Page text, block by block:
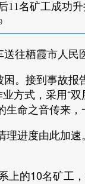
11名矿工成功
往栖霞市人民
接到事故报
方式，采用“
命之音传来，
进度由此加
的10名矿工